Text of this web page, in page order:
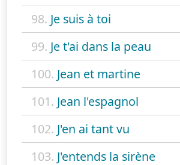
98. Je suis à toi
99. Je t'ai dans la peau
100. Jean et martine
101. Jean l'espagnol
102. J'en ai tant vu
103. J'entends la sirène